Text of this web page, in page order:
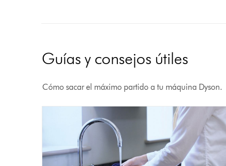
Guías y consejos útiles
Cómo sacar el máximo partido a tu máquina Dyson.